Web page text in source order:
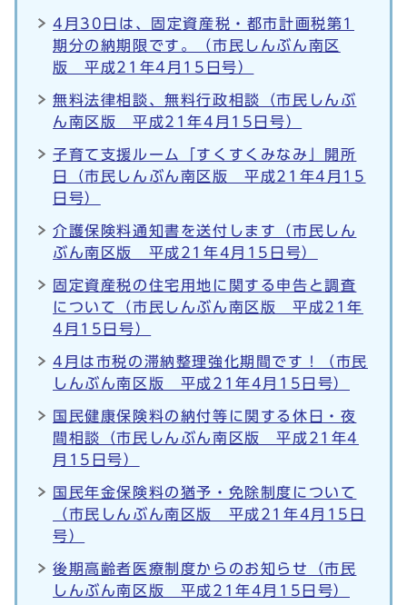
4月30日は、固定資産税・都市計画税第1
期分の納期限です。（市民しんぶん南区
版 平成21年4月15日号）
無料法律相談、無料行政相談（市民しんぶ
ん南区版 平成21年4月15日号）
子育て支援ルーム「すくすくみなみ」開所
日（市民しんぶん南区版 平成21年4月15
日号）
介護保険料通知書を送付します（市民しん
ぶん南区版 平成21年4月15日号）
固定資産税の住宅用地に関する申告と調査
について（市民しんぶん南区版 平成21年
4月15日号）
4月は市税の滞納整理強化期間です！（市民
しんぶん南区版 平成21年4月15日号）
国民健康保険料の納付等に関する休日・夜
間相談（市民しんぶん南区版 平成21年4
月15日号）
国民年金保険料の猶予・免除制度について
（市民しんぶん南区版 平成21年4月15日
号）
後期高齢者医療制度からのお知らせ（市民
しんぶん南区版 平成21年4月15日号）